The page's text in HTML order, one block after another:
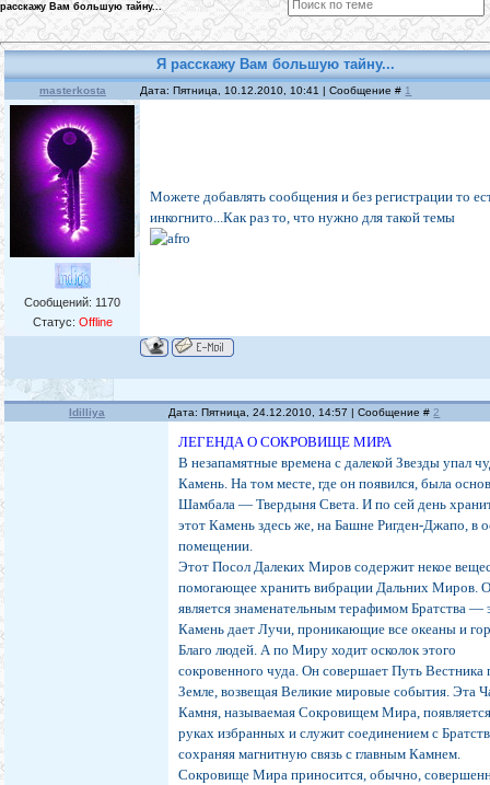
расскажу Вам большую тайну...
Я расскажу Вам большую тайну...
masterkosta Дата: Пятница, 10.12.2010, 10:41 | Сообщение # 1
Сообщений: 1170
Статус: Offline
Можете добавлять сообщения и без регистрации то
инкогнито...Как раз то, что нужно для такой темы
Idilliya Дата: Пятница, 24.12.2010, 14:57 | Сообщение #2
ЛЕГЕНДА О СОКРОВИЩЕ МИРА
В незапамятные времена с далекой Звезды упал
Камень. На том месте, где он появился, была
Шамбала — Твердыня Света. И по сей день
этот Камень здесь же, на Башне Ригден-Джапо, в
помещении.
Этот Посол Далеких Миров содержит некое
помогающее хранить вибрации Дальних Миров.
является знаменательным терафимом Братства —
Камень дает Лучи, проникающие все океаны и
Благо людей. А по Миру ходит осколок этого
сокровенного чуда. Он совершает Путь Вестника
Земле, возвещая Великие мировые события. Эта
Камня, называемая Сокровищем Мира,
руках избранных и служит соединением с
сохраняя магнитную связь с главным Камнем.
Сокровище Мира приносится, обычно,